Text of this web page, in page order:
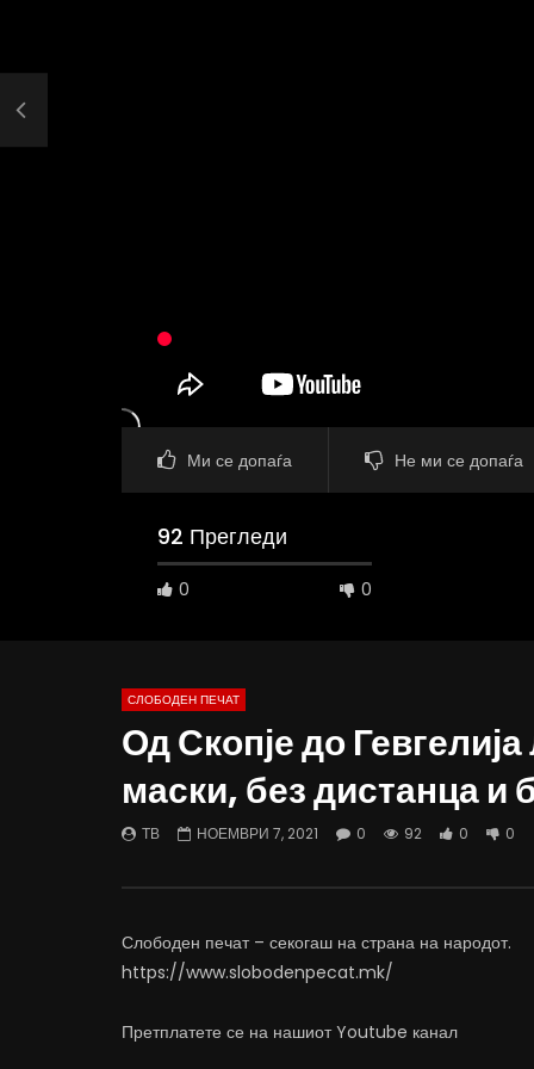
Ми се допаѓа Не ми се допаѓа
92 Прегледи
0 0
10:25
Вести на „Слободен Печат“
06.08.2026
12:51
Протест
СЛОБОДЕН ПЕЧАТ
Од Скопје до
маски, без дистанца и
ТВ НОЕМВРИ 7, 2021 0 92 0 0
Слободен печат – секогаш на страна на народот.
https://www.slobodenpecat.mk/
Претплатете се на нашиот Youtube канал